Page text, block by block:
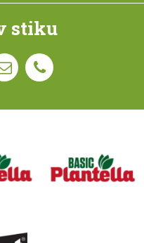
stiku